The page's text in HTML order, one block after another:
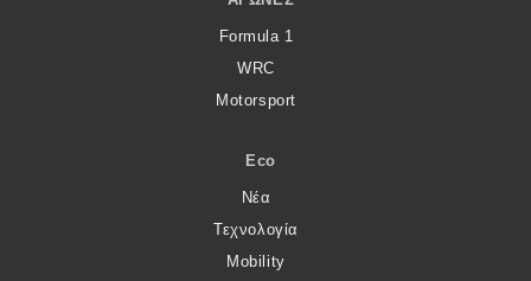
Formula 1
WRC
Motorsport
Eco
Νέα
Τεχνολογία
Mobility